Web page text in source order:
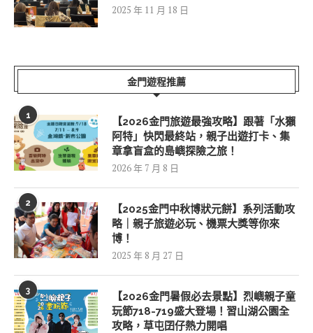
2025 年 11 月 18 日
金門遊程推薦
1
【2026金門旅遊最強攻略】跟著「水獺
阿特」快閃最終站，親子出遊打卡、集
章拿盲盒的島嶼探險之旅！
2026 年 7 月 8 日
2
【2025金門中秋博狀元餅】系列活動攻
略｜親子旅遊必玩、機票大獎等你來
博！
2025 年 8 月 27 日
3
【2026金門暑假必去景點】烈嶼親子童
玩節718-719盛大登場！習山湖公園全
攻略，草屯囝仔熱力開唱